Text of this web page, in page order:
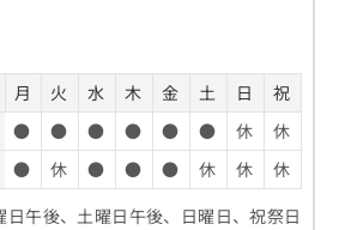
月 火 水 木 金 土 日
祝
● ● ● ● ● ● 休
休
● 休 ● ● ● 休 休
休
日午後、土曜日午後、日曜日、祝祭日